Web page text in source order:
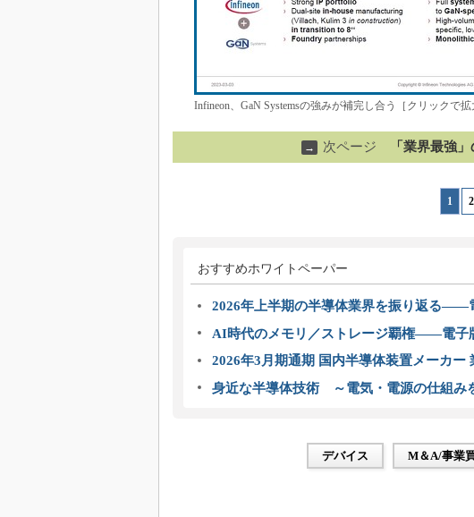
Infineon、GaN Systemsの強みが補完し合う［クリックで拡
→ 次ページ 「業界最強
1 2
おすすめホワイトペーパー
2026年上半期の半導体業界を振り返る――
AI時代のメモリ／ストレージ覇権――電子
2026年3月期通期 国内半導体装置メーカー
身近な半導体技術 ～電気・電源の仕組み
デバイス M＆A/事業